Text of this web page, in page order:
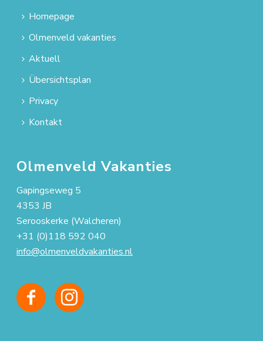
Homepage
Olmenveld vakanties
Aktuell
Übersichtsplan
Privacy
Kontakt
Olmenveld Vakanties
Gapingseweg 5
4353 JB
Serooskerke (Walcheren)
+31 (0)118 592 040
info@olmenveldvakanties.nl